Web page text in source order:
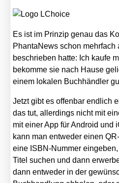
Es ist im Prin­zip genau das
Phan­ta­News schon
beschrie­ben hat­te: Ich kau­fe
bekom­me sie nach Hau­se
einem loka­len Buch­händ­ler
Jetzt gibt es offen­bar end­lich
das tut, aller­dings nicht mit
mit einer App für Android und
kann man ent­we­der einen
eine ISBN-Num­mer
Titel suchen und dann
dann ent­we­der in der